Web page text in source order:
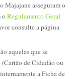
Majajane asseguram o
oRegulamento Geral
consulte a página
aquelas que se
de Cidadão ou
a Ficha de